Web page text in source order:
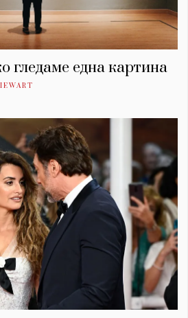
гледаме една картина